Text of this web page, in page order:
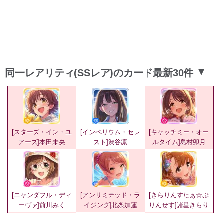
同一レアリティ(SSレア)のカード最新30件 ▲
[スターズ・イン・ユ
アーズ]本田未央
[インペリウム・セレ
スト]渋谷凛
[キャッチミー・オー
ルタイム]島村卯月
[ニャンダフル・ディ
ーヴァ]前川みく
[アンリミテッド・ラ
イジング]北条加蓮
[きらりんすたぁ☆ぷ
りんせす]諸星きらり